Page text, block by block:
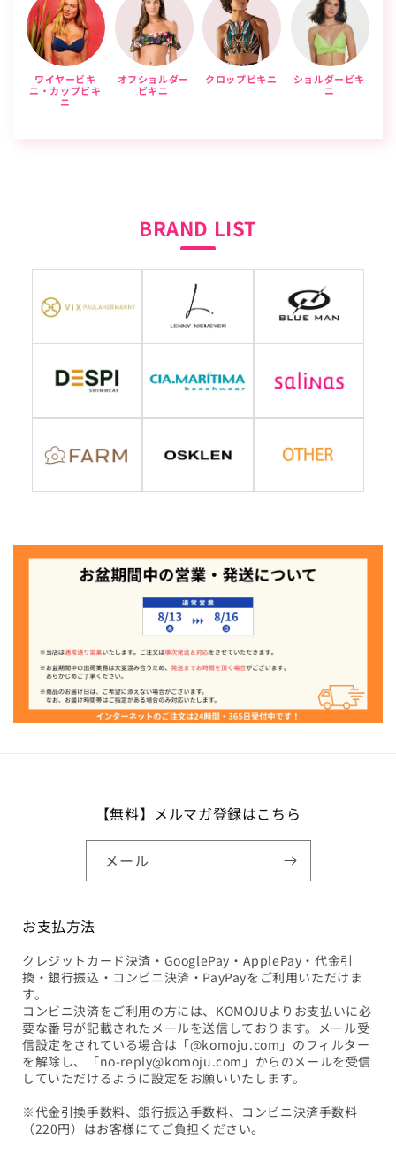
ワイヤービキ
ニ・カップビキ
ニ
オフショルダー
ビキニ
クロップビキニ
ショルダービキ
ニ
BRAND LIST
【無料】メルマガ登録はこちら
メール
お支払方法
クレジットカード決済・GooglePay・ApplePay・代金引
換・銀行振込・コンビニ決済・PayPayをご利用いただけま
す。
コンビニ決済をご利用の方には、KOMOJUよりお支払いに必
要な番号が記載されたメールを送信しております。メール受
信設定をされている場合は「@komoju.com」のフィルター
を解除し、「no-reply@komoju.com」からのメールを受信
していただけるように設定をお願いいたします。
※代金引換手数料、銀行振込手数料、コンビニ決済手数料
（220円）はお客様にてご負担ください。